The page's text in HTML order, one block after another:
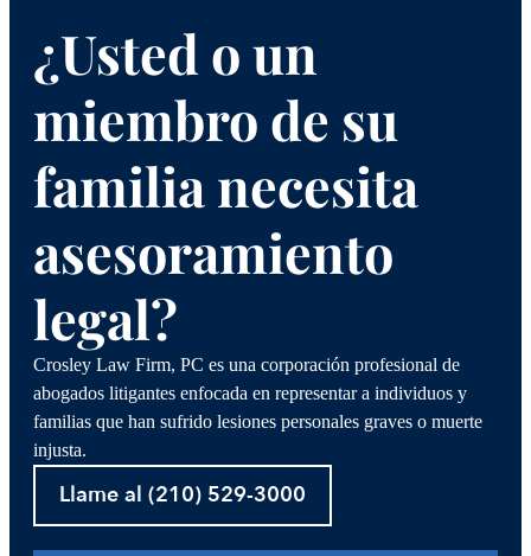
¿Usted o un
miembro de su
familia necesita
asesoramiento
legal?
Crosley Law Firm, PC es una corporación profesional de
abogados litigantes enfocada en representar a individuos y
familias que han sufrido lesiones personales graves o muerte
injusta.
Llame al (210) 529-3000